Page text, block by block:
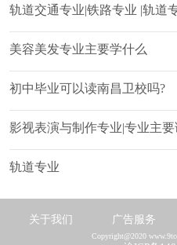
轨道交通专业|铁路专业 |轨道
美容美发专业主要学什么
初中毕业可以读南昌卫校吗?
影视表演与制作专业|专业主
轨道专业
关于我们 广告服务
Copyright@2020